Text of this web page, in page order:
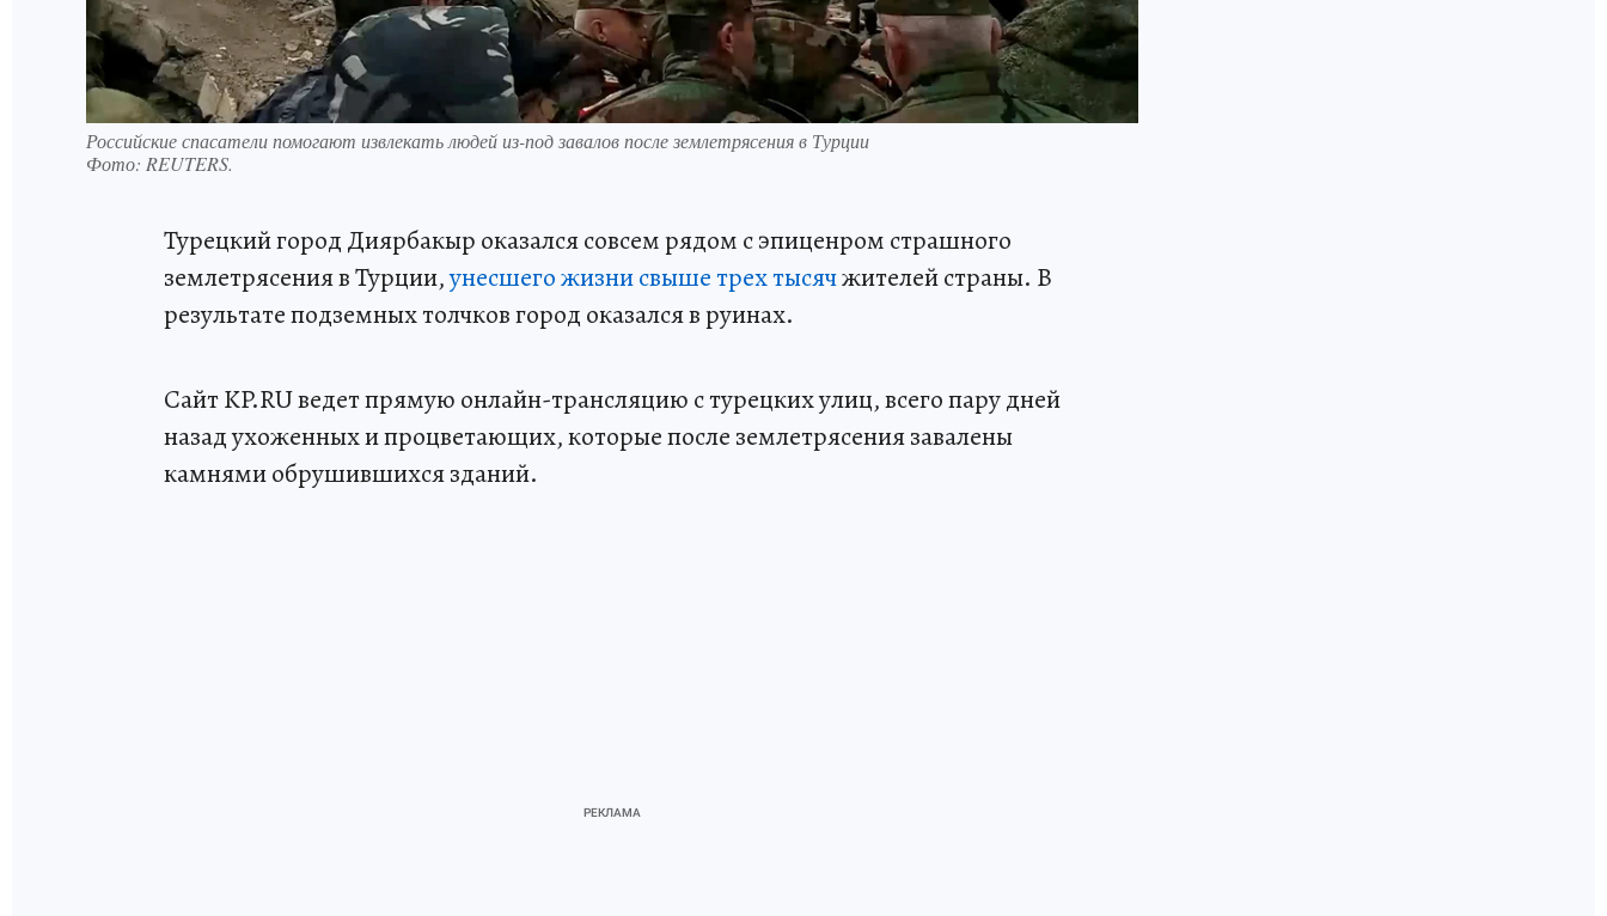
Российские спасатели помогают извлекать людей из-под завалов после землетрясения в Турции
Фото: REUTERS.
Турецкий город Диярбакыр оказался совсем рядом с эпиценром страшного
землетрясения в Турции,унесшего жизни свыше трех тысячжителей страны. В
результате подземных толчков город оказался в руинах.
Сайт KP.RU ведет прямую онлайн-трансляцию с турецких улиц, всего пару дней
назад ухоженных и процветающих, которые после землетрясения завалены
камнями обрушившихся зданий.